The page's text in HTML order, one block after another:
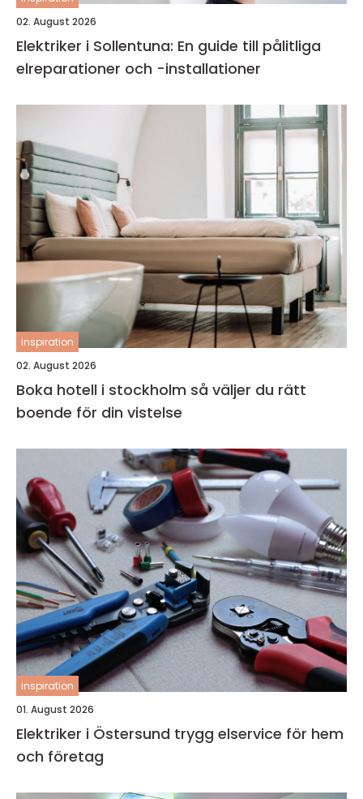
02. August 2026
Elektriker i Sollentuna: En guide till pålitliga
elreparationer och -installationer
inspiration
02. August 2026
Boka hotell i stockholm så väljer du rätt
boende för din vistelse
inspiration
01. August 2026
Elektriker i Östersund trygg elservice för hem
och företag